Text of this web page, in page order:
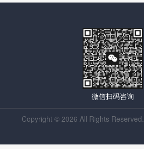
微信扫码咨询
Copyright © 2026 All Rights